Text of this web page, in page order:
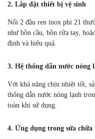
2. Lắp đặt thiết bị vệ sinh
Nối 2 đầu ren inox phi 21
như bồn cầu, bồn rửa tay,
định và hiệu quả.
3. Hệ thống dẫn nước nóng
Với khả năng chịu nhiệt tốt,
thống dẫn nước nóng lạnh
toàn khi sử dụng.
4. Ứng dụng trong sửa chữa